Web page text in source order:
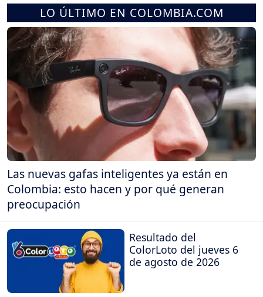
LO ÚLTIMO EN COLOMBIA.COM
Las nuevas gafas inteligentes ya están en
Colombia: esto hacen y por qué generan
preocupación
Resultado del
ColorLoto del jueves 6
de agosto de 2026